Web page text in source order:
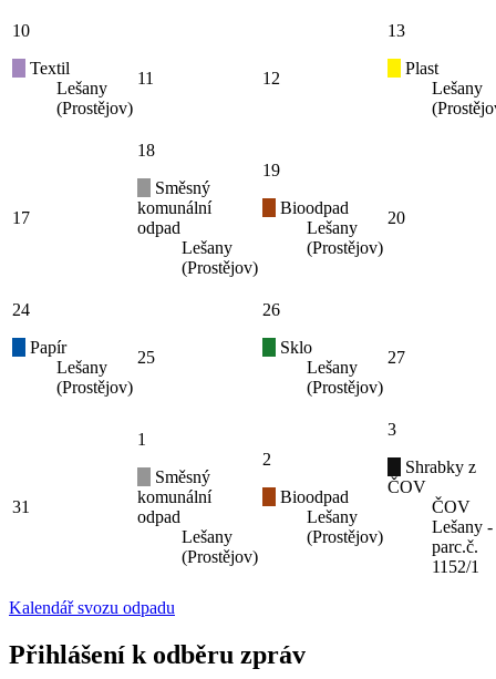
10
Textil
Lešany
(Prostějov)
11 12
13
Plast
Lešany
17
18
Směsný
komunální
odpad
Lešany
(Prostějov)
19
Bioodpad
Lešany
(Prostějov)
20
24
Papír
Lešany
(Prostějov)
25
26
Sklo
Lešany
(Prostějov)
27
31
1
Směsný
komunální
odpad
Lešany
(Prostějov)
2
Bioodpad
Lešany
(Prostějov)
3
Shrabky z
ČOV
ČOV
Lešany -
parc.č.
1152/1
Kalendář svozu odpadu
Přihlášení k odběru zpráv